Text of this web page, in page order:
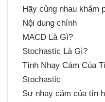
Hãy cùng nhau khám
Nội dung chính
MACD Là Gì?
Stochastic Là Gì?
Tính Nhạy Cảm Của
Stochastic
Sự nhạy cảm của tín